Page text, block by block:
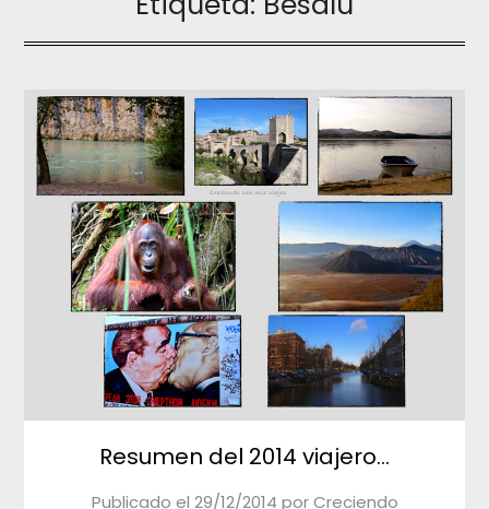
Resumen del 2014 viajero…
Publicado el 29/12/2014 porCreciendo